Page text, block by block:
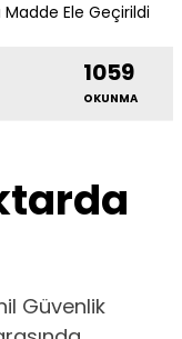
Ele Geçirildi
1059
OKUNMA
Güvenlik